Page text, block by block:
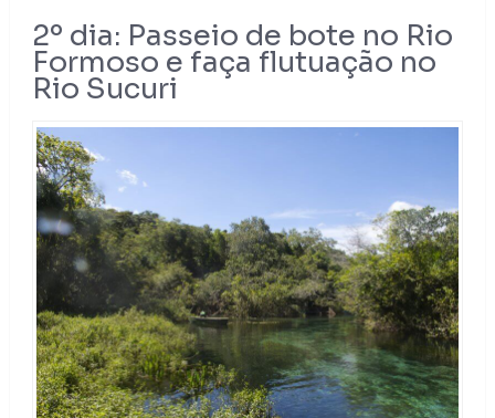
2º dia: Passeio de bote no Rio
Formoso e faça flutuação no
Rio Sucuri